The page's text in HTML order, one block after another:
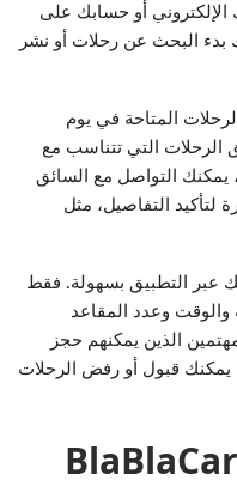
أو حسابك على
البحث عن رحلات أو نشر
المتاحة في يوم
الرحلات التي تتناسب مع
يمكنك التواصل مع السائق
لتأكيد التفاصيل، مثل
عبر التطبيق بسهولة. فقط
والوقت وعدد المقاعد
الذين يمكنهم حجز
يمكنك قبول أو رفض الرحلات
رابط تحميل تطبيق BlaBlaCar